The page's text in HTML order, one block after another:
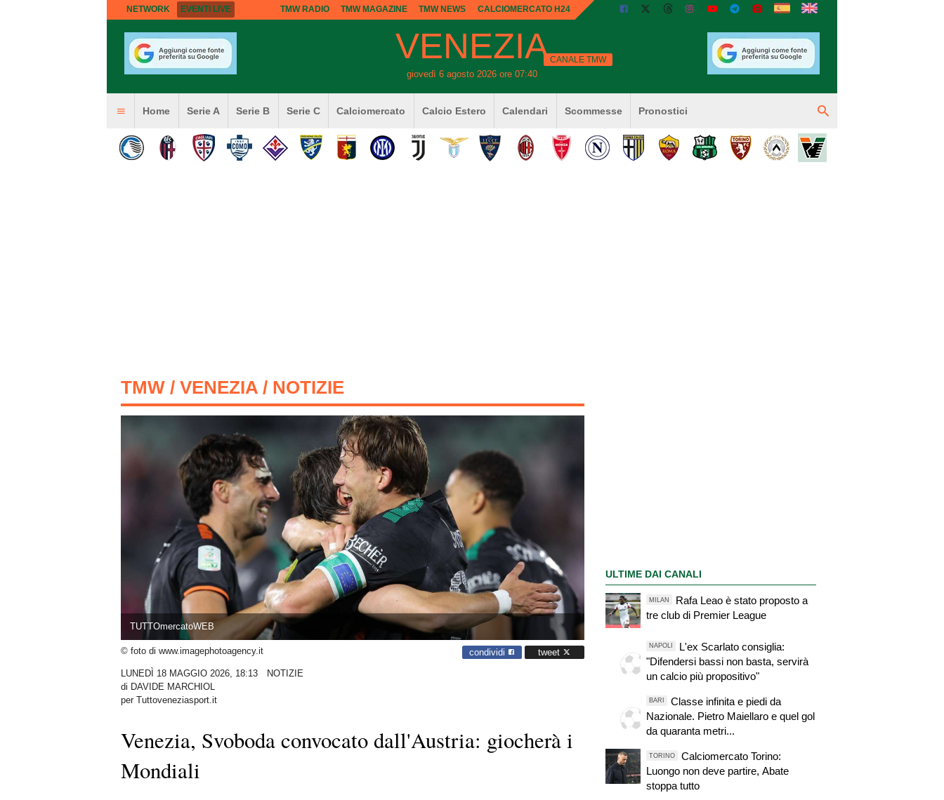
NETWORK EVENTI LIVE TMW RADIO TMW MAGAZINE TMW NEWS CALCIOMERCATO H24
VENEZIA
giovedì 6 agosto 2026 ore 07:40
CANALE TMW
Home Serie A Serie B Serie C Calciomercato Calcio Estero Calendari Scommesse Pronostici
TMW / VENEZIA / NOTIZIE
TUTTOmercatoWEB
© foto di www.imagephotoagency.it condividi tweet
LUNEDÌ 18 MAGGIO 2026, 18:13
NOTIZIE
di DAVIDE MARCHIOL
per Tuttoveneziasport.it
Venezia, Svoboda convocato dall'Austria: giocherà i
Mondiali
ULTIME DAI CANALI
MILAN
Rafa Leao è stato proposto a
tre club di Premier League
NAPOLI
L'ex Scarlato consiglia:
"Difendersi bassi non basta, servirà
un calcio più propositivo"
BARI
Classe infinita e piedi da
Nazionale. Pietro Maiellaro e quel gol
da quaranta metri...
TORINO
Calciomercato Torino:
Luongo non deve partire, Abate
stoppa tutto